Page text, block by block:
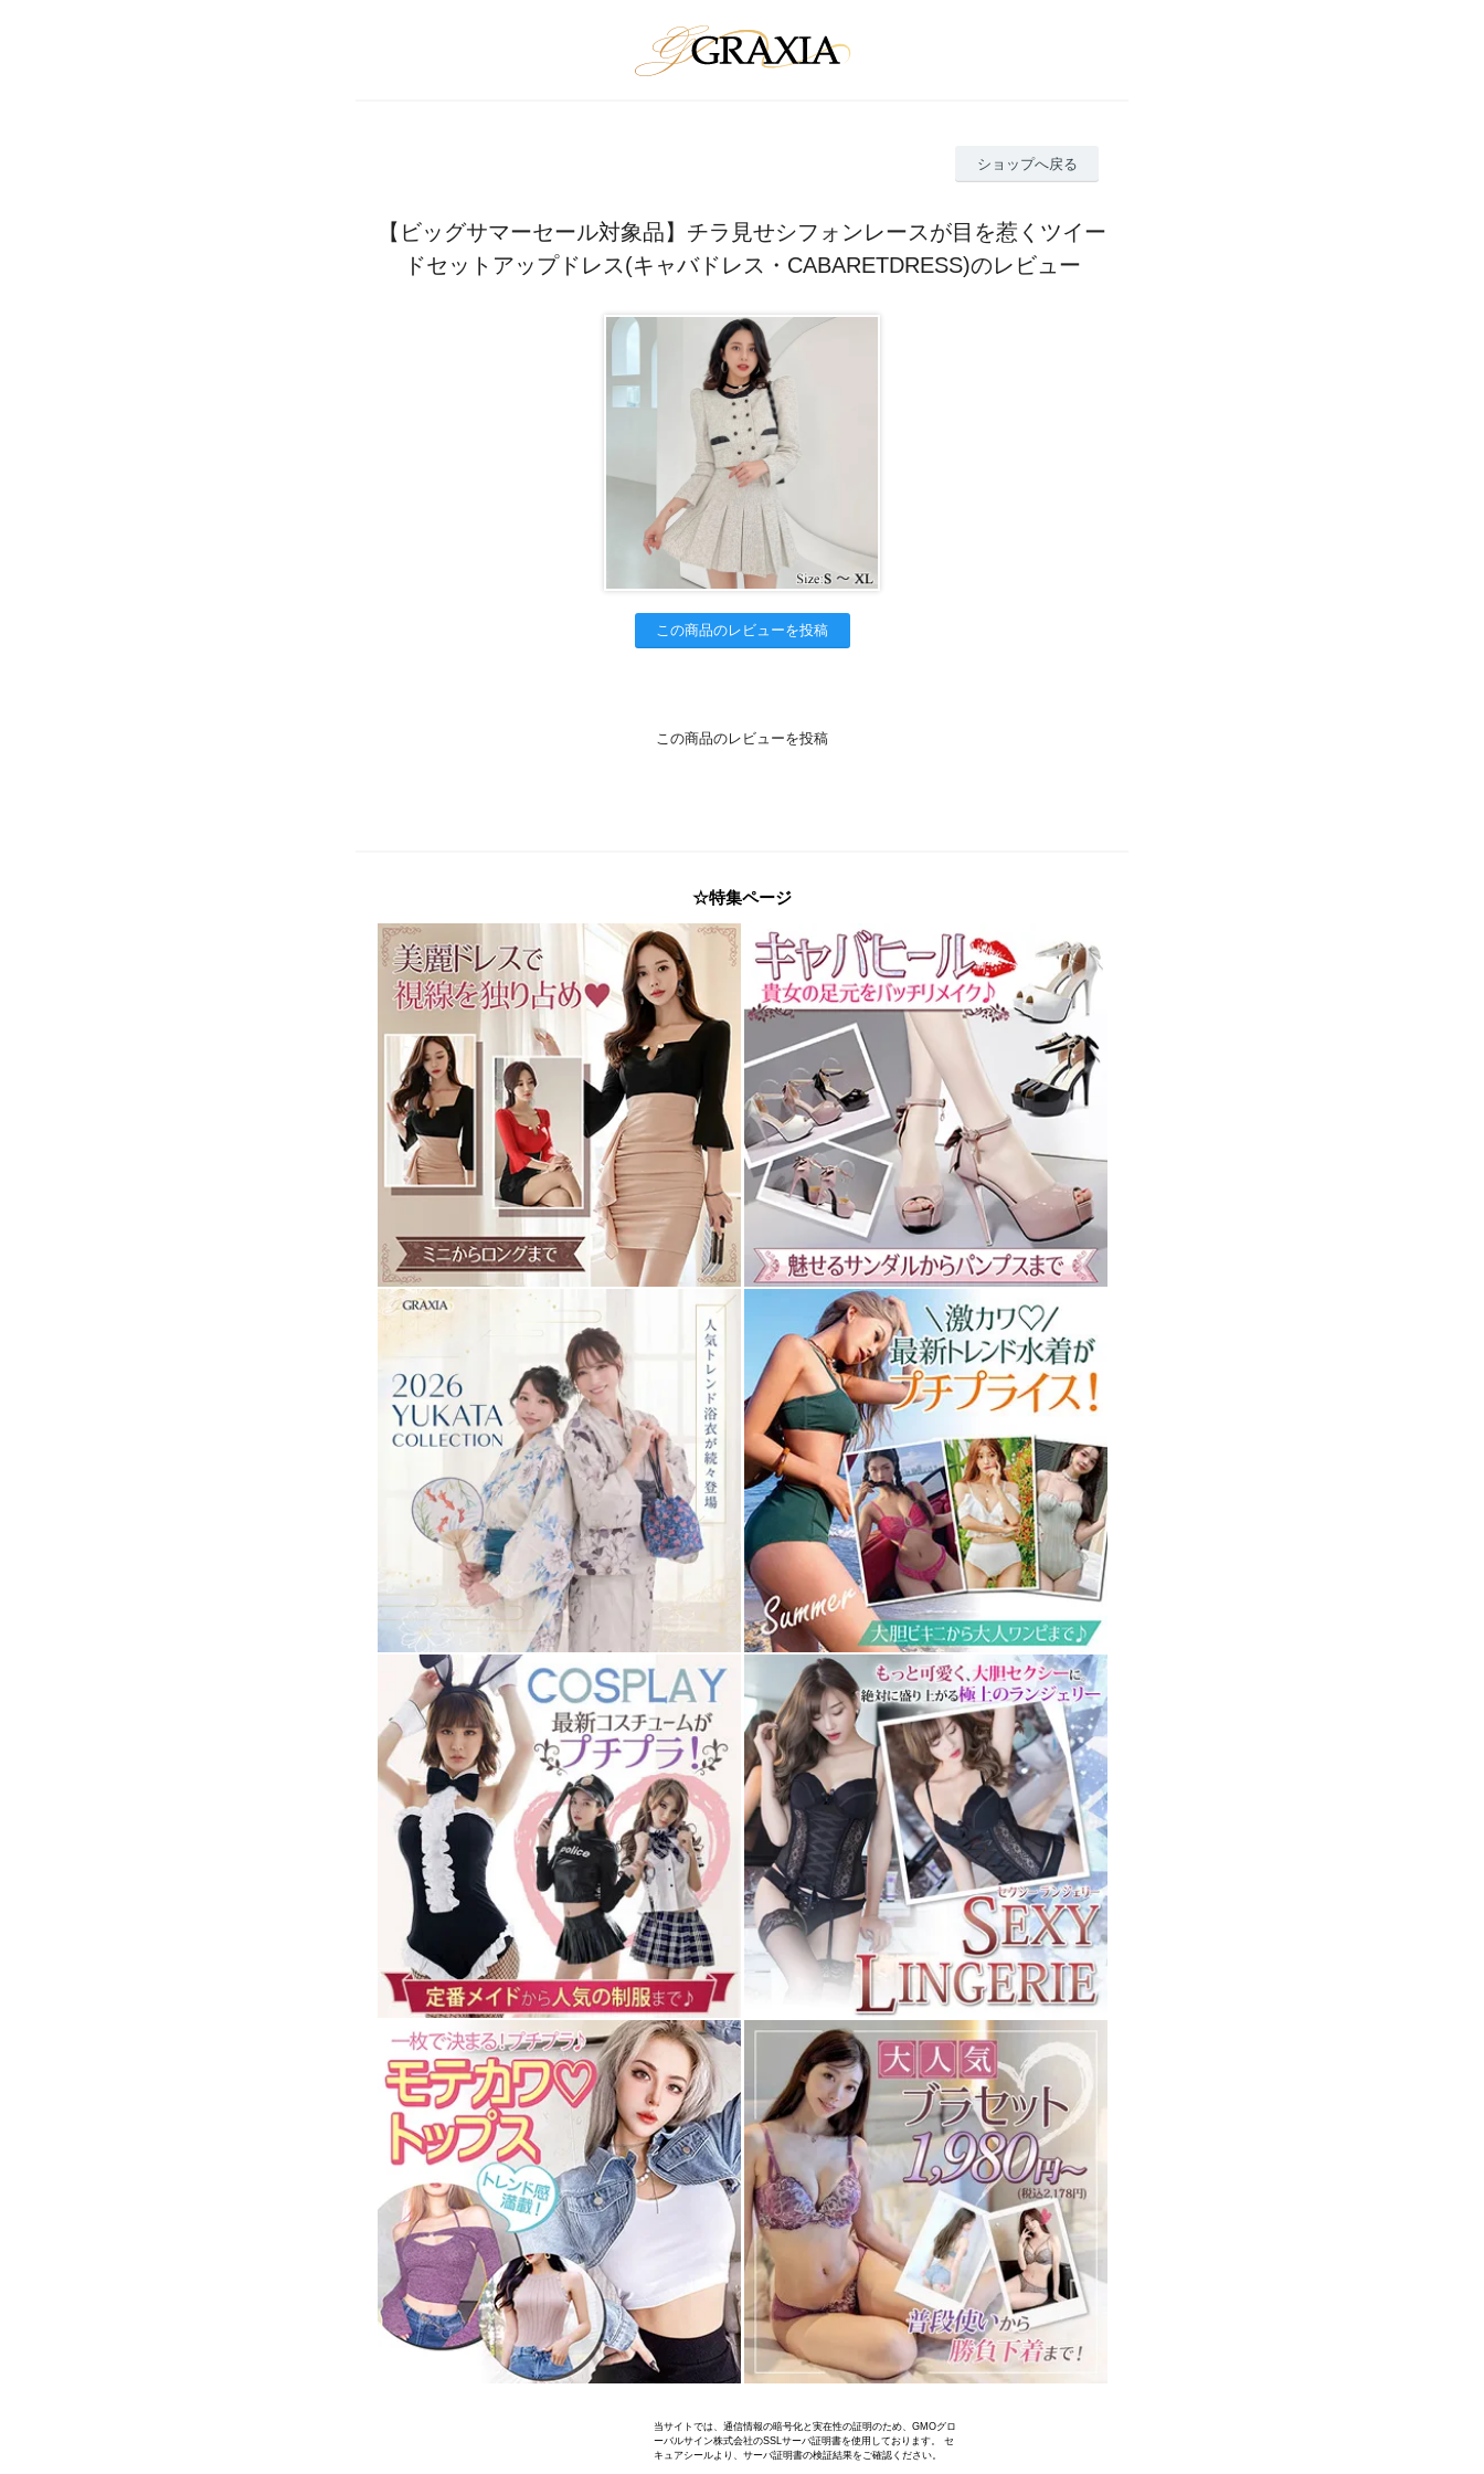
ショップへ戻る
【ビッグサマーセール対象品】チラ見せシフォンレースが目を惹くツイー
ドセットアップドレス(キャバドレス・CABARETDRESS)のレビュー
この商品のレビューを投稿
この商品のレビューを投稿
☆特集ページ
当サイトでは、通信情報の暗号化と実在性の証明のため、GMOグロ
ーバルサイン株式会社のSSLサーバ証明書を使用しております。 セ
キュアシールより、サーバ証明書の検証結果をご確認ください。